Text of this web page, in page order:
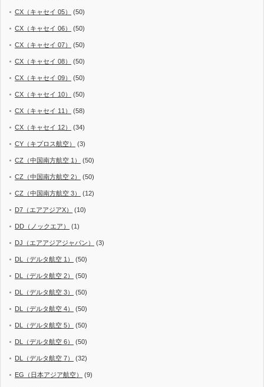
CX（キャセイ 05） (50)
CX（キャセイ 06） (50)
CX（キャセイ 07） (50)
CX（キャセイ 08） (50)
CX（キャセイ 09） (50)
CX（キャセイ 10） (50)
CX（キャセイ 11） (58)
CX（キャセイ 12） (34)
CY（キプロス航空） (3)
CZ（中国南方航空 1） (50)
CZ（中国南方航空 2） (50)
CZ（中国南方航空 3） (12)
D7（エアアジアX） (10)
DD（ノックエア） (1)
DJ（エアアジアジャパン） (3)
DL（デルタ航空 1） (50)
DL（デルタ航空 2） (50)
DL（デルタ航空 3） (50)
DL（デルタ航空 4） (50)
DL（デルタ航空 5） (50)
DL（デルタ航空 6） (50)
DL（デルタ航空 7） (32)
EG（日本アジア航空） (9)